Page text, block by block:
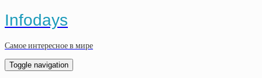
Infodays
Самое интересное в мире
Toggle navigation